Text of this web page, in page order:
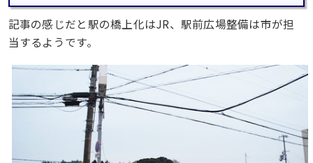
記事の感じだと駅の橋上化はJR、駅前広場整備は市が担
当するようです。